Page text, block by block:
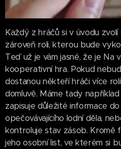
Každý z hráčů si v úvodu
zároveň roli, kterou bude
Teď už je vám jasné, že je Na
kooperativní hra. Pokud
dostanou někteří hráči více
domluvě. Máme tady
zapisuje důležité informace
opečovávajícího lodní děla,
kontroluje stav zásob.
jeho osobní list, ve kterém si